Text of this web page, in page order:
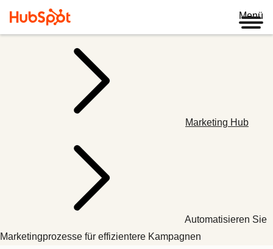
Menü
Marketing Hub
Automatisieren Sie
Marketingprozesse für effizientere Kampagnen